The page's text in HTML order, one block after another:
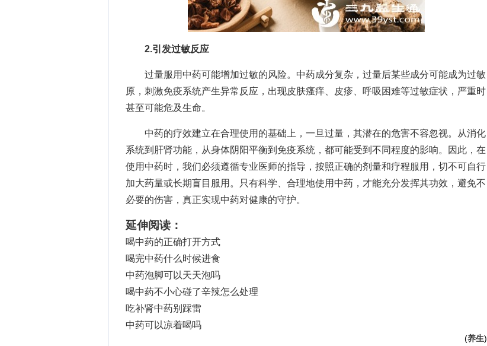
2.引发过敏反应
过量服用中药可能增加过敏的风险。中药成分复杂，过量后某些成分可能成为过敏
原，刺激免疫系统产生异常反应，出现皮肤瘙痒、皮疹、呼吸困难等过敏症状，严重时
甚至可能危及生命。
中药的疗效建立在合理使用的基础上，一旦过量，其潜在的危害不容忽视。从消化
系统到肝肾功能，从身体阴阳平衡到免疫系统，都可能受到不同程度的影响。因此，在
使用中药时，我们必须遵循专业医师的指导，按照正确的剂量和疗程服用，切不可自行
加大药量或长期盲目服用。只有科学、合理地使用中药，才能充分发挥其功效，避免不
必要的伤害，真正实现中药对健康的守护。
延伸阅读：
喝中药的正确打开方式
喝完中药什么时候进食
中药泡脚可以天天泡吗
喝中药不小心碰了辛辣怎么处理
吃补肾中药别踩雷
中药可以凉着喝吗
(养生)